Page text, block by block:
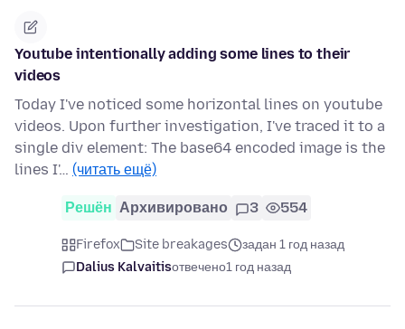
Youtube intentionally adding some lines to their
videos
Today I've noticed some horizontal lines on youtube
videos. Upon further investigation, I've traced it to a
single div element: The base64 encoded image is the
lines I'… (читать ещё)
Решён Архивировано 3 554
Firefox Site breakages
задан 1 год назад
Dalius Kalvaitisотвечено1 год назад